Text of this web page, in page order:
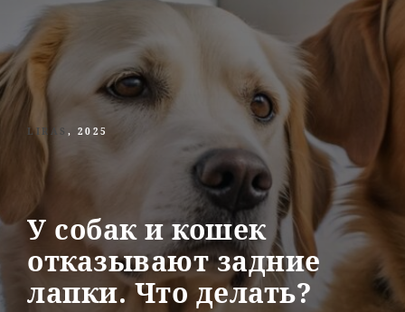
LIRAS , 2025
У собак и кошек
отказывают задние
лапки. Что делать?